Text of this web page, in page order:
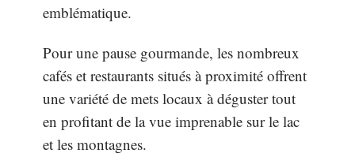
emblématique.
Pour une pause gourmande, les nombreux
cafés et restaurants situés à proximité offrent
une variété de mets locaux à déguster tout
en profitant de la vue imprenable sur le lac
et les montagnes.